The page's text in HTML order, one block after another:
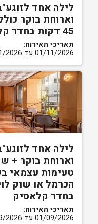
לילה אחד
וארוחת בוקר
45 דקות בחדר קלאסיק
תאריכי האירוח:
01/11/2026 עד 30/11/2026
לילה אחד
וארוחת בוקר +
טעימות עצמאי
הכרמל או שוק
בחדר קלאסיק
תאריכי האירוח:
01/09/2026 עד 23/09/2026